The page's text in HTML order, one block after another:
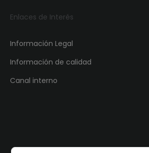
Enlaces de Interés
Información Legal
Información de calidad
Canal interno